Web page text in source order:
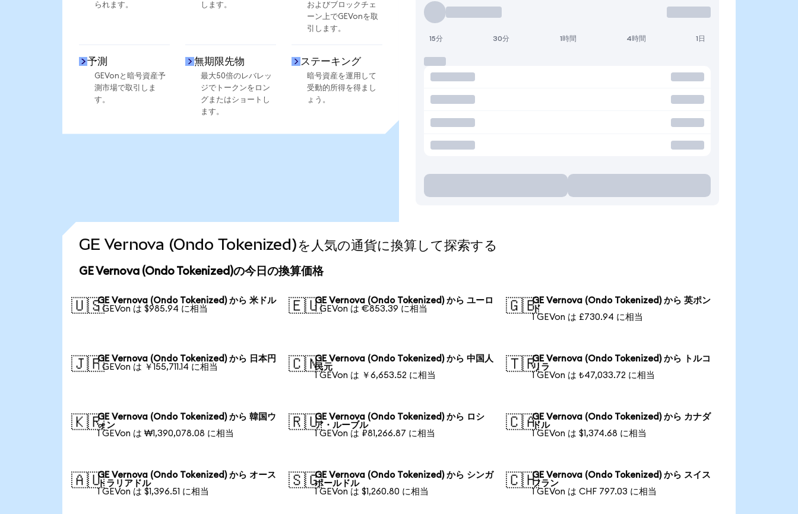
られます。
します。
およびブロックチェ
ーン上でGEVonを取
引します。
予測
GEVonと暗号資産予
測市場で取引しま
す。
無期限先物
最大50倍のレバレッ
ジでトークンをロン
グまたはショートし
ます。
ステーキング
暗号資産を運用して
受動的所得を得まし
ょう。
15分 30分 1時間 4時間 1日
GE Vernova (Ondo Tokenized)を人気の通貨に換算して探索する
GE Vernova (Ondo Tokenized)の今日の換算価格
🇺🇸GE Vernova (Ondo Tokenized) から 米ドル
1 GEVon は $985.94 に相当
🇪🇺GE Vernova (Ondo Tokenized) から ユーロ
1 GEVon は €853.39 に相当
🇬🇧GE Vernova (Ondo Tokenized) から 英ポン
ド
1 GEVon は £730.94 に相当
🇯🇵GE Vernova (Ondo Tokenized) から 日本円
1 GEVon は ￥155,711.14 に相当
🇨🇳GE Vernova (Ondo Tokenized) から 中国人
民元
1 GEVon は ￥6,653.52 に相当
🇹🇷GE Vernova (Ondo Tokenized) から トルコ
リラ
1 GEVon は ₺47,033.72 に相当
🇰🇷GE Vernova (Ondo Tokenized) から 韓国ウ
ォン
1 GEVon は ₩1,390,078.08 に相当
🇷🇺GE Vernova (Ondo Tokenized) から ロシ
ア・ルーブル
1 GEVon は ₽81,266.87 に相当
🇨🇦GE Vernova (Ondo Tokenized) から カナダ
ドル
1 GEVon は $1,374.68 に相当
🇦🇺GE Vernova (Ondo Tokenized) から オース
トラリアドル
1 GEVon は $1,396.51 に相当
🇸🇬GE Vernova (Ondo Tokenized) から シンガ
ポールドル
1 GEVon は $1,260.80 に相当
🇨🇭GE Vernova (Ondo Tokenized) から スイス
フラン
1 GEVon は CHF 797.03 に相当